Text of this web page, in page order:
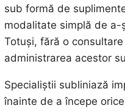
sub formă de
modalitate simplă de
Totuși, fără o
administrarea acestor
Specialiștii subliniază
înainte de a începe